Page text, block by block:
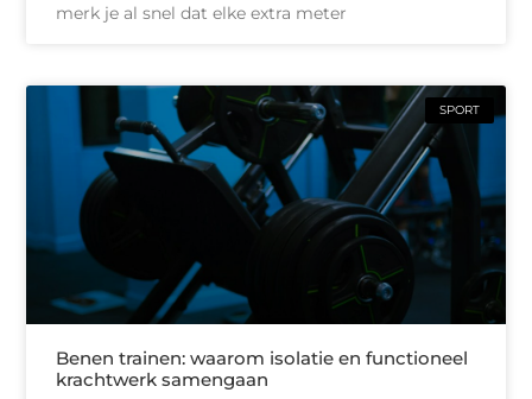
merk je al snel dat elke extra meter
SPORT
Benen trainen: waarom isolatie en functioneel
krachtwerk samengaan